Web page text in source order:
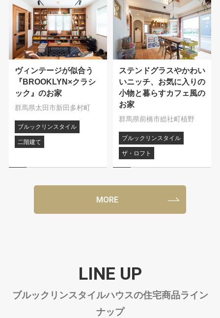
ヴィンテージが似合う
『BROOKLYN×クラシ
ック』のお家
群馬県太田市新田多村町
ブルックリンスタイル
二階建て
ステンドグラスやかわい
いニッチ、お気に入りの
小物と暮らすカフェ風の
お家
群馬県前橋市総社町植野
ブルックリンスタイル
ザ・ロフト
MORE
LINE UP
ブルックリンスタイルハウスの住宅商品ライン
ナップ